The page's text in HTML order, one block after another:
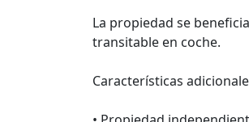
La propiedad se
transitable en coche.
Características